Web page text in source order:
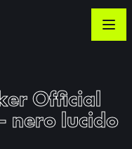
Official
nero lucido